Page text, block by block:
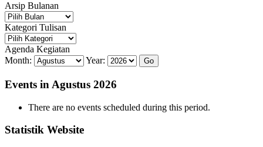
Arsip Bulanan
Arsip
Bulanan
Kategori Tulisan
Kategori
Tulisan
Agenda Kegiatan
Month:
Year:
Events in Agustus 2026
There are no events scheduled during this period.
Statistik Website